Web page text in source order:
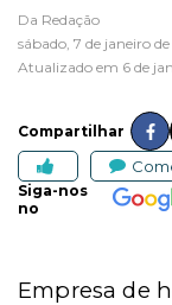
Da Redação
sábado, 7 de janeiro
Atualizado em 6 de
Compartilhar
Siga-nos
no
Empresa de